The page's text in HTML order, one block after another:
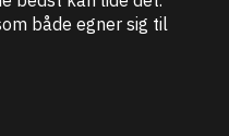
både egner sig til